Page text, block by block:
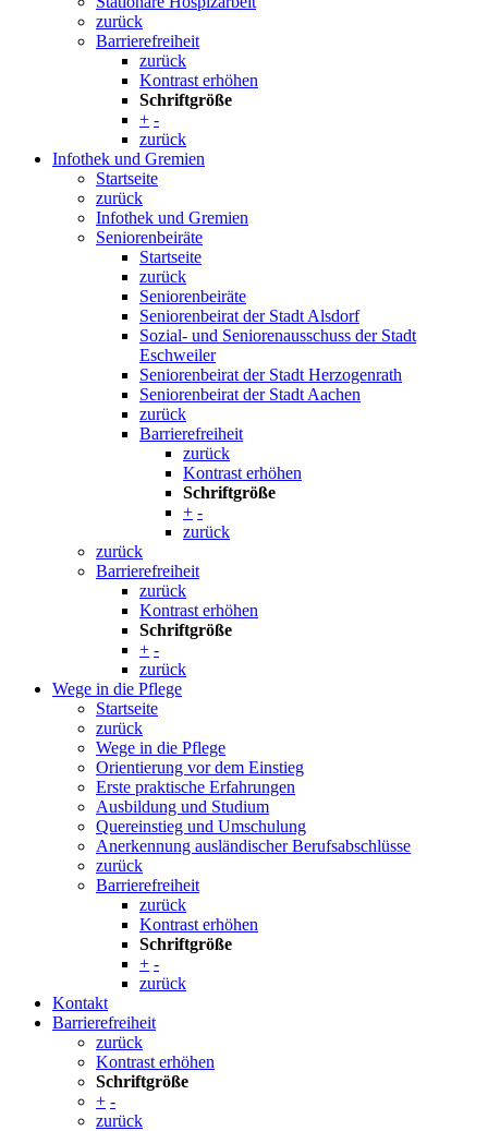
zurück
Barrierefreiheit
zurück
Kontrast erhöhen
Schriftgröße
+ -
zurück
Infothek und Gremien
Startseite
zurück
Infothek und Gremien
Seniorenbeiräte
Startseite
zurück
Seniorenbeiräte
Seniorenbeirat der Stadt Alsdorf
Sozial- und Seniorenausschuss der Stadt
Eschweiler
Seniorenbeirat der Stadt Herzogenrath
Seniorenbeirat der Stadt Aachen
zurück
Barrierefreiheit
zurück
Kontrast erhöhen
Schriftgröße
+ -
zurück
zurück
Barrierefreiheit
zurück
Kontrast erhöhen
Schriftgröße
+ -
zurück
Wege in die Pflege
Startseite
zurück
Wege in die Pflege
Orientierung vor dem Einstieg
Erste praktische Erfahrungen
Ausbildung und Studium
Quereinstieg und Umschulung
Anerkennung ausländischer Berufsabschlüsse
zurück
Barrierefreiheit
zurück
Kontrast erhöhen
Schriftgröße
+ -
zurück
Kontakt
Barrierefreiheit
zurück
Kontrast erhöhen
Schriftgröße
+ -
zurück